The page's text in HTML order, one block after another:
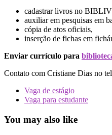
cadastrar livros no
auxiliar em pesquisas em
cópia de atos oficiais,
inserção de fichas em
Enviar currículo para
Contato com Cristiane Dias no
Vaga de estágio
Vaga para estudante
You may also like